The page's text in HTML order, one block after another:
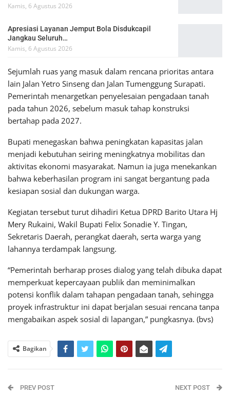
Kamis, 6 Agustus 2026
Apresiasi Layanan Jemput Bola Disdukcapil
Jangkau Seluruh…
Kamis, 6 Agustus 2026
Sejumlah ruas yang masuk dalam rencana prioritas antara
lain Jalan Yetro Sinseng dan Jalan Tumenggung Surapati.
Pemerintah menargetkan penyelesaian pengadaan tanah
pada tahun 2026, sebelum masuk tahap konstruksi
bertahap pada 2027.
Bupati menegaskan bahwa peningkatan kapasitas jalan
menjadi kebutuhan seiring meningkatnya mobilitas dan
aktivitas ekonomi masyarakat. Namun ia juga menekankan
bahwa keberhasilan program ini sangat bergantung pada
kesiapan sosial dan dukungan warga.
Kegiatan tersebut turut dihadiri Ketua DPRD Barito Utara Hj
Mery Rukaini, Wakil Bupati Felix Sonadie Y. Tingan,
Sekretaris Daerah, perangkat daerah, serta warga yang
lahannya terdampak langsung.
“Pemerintah berharap proses dialog yang telah dibuka dapat
memperkuat kepercayaan publik dan meminimalkan
potensi konflik dalam tahapan pengadaan tanah, sehingga
proyek infrastruktur ini dapat berjalan sesuai rencana tanpa
mengabaikan aspek sosial di lapangan,” pungkasnya. (bvs)
Bagikan
PREV POST NEXT POST